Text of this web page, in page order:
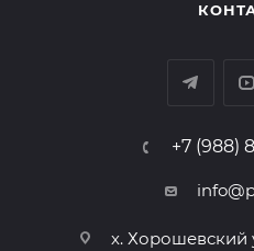
+7 (988)
х. Хорошевский